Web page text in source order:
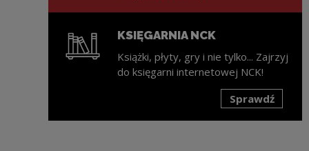
KSIĘGARNIA NCK
Książki, płyty, gry i nie tylko... Zajrzyj
do księgarni internetowej NCK!
Sprawdź